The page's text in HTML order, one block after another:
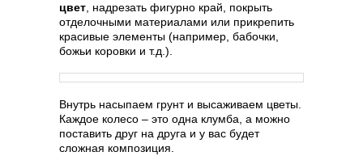
цвет , надрезать фигурно край, покрыть
отделочными материалами или прикрепить
красивые элементы (например, бабочки,
божьи коровки и т.д.).
Внутрь насыпаем грунт и высаживаем цветы.
Каждое колесо – это одна клумба, а можно
поставить друг на друга и у вас будет
сложная композиция.